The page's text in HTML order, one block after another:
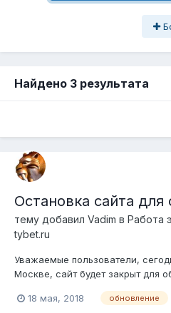
Найдено 3 результата
Остановка сайта для
тему добавил Vadim в Работа
tybet.ru
Уважаемые пользователи,
Москве, сайт будет закрыт для
может занять больше времени.
18 мая, 2018 обновление